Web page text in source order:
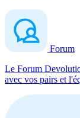
Forum
Le Forum
avec vos pairs et